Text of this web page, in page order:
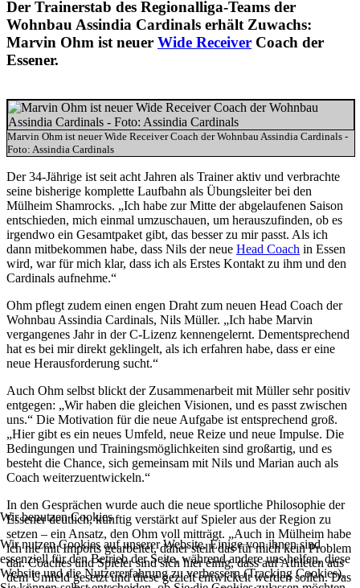
Der Trainerstab des Regionalliga-Teams der
Wohnbau Assindia Cardinals erhält Zuwachs:
Marvin Ohm ist neuer Wide Receiver Coach der
Essener.
Marvin Ohm ist neuer Wide Receiver Coach der Wohnbau Assindia Cardinals -
Foto: Assindia Cardinals
Der 34-Jährige ist seit acht Jahren als Trainer aktiv und verbrachte
seine bisherige komplette Laufbahn als Übungsleiter bei den
Mülheim Shamrocks. „Ich habe zur Mitte der abgelaufenen Saison
entschieden, mich einmal umzuschauen, um herauszufinden, ob es
irgendwo ein Gesamtpaket gibt, das besser zu mir passt. Als ich
dann mitbekommen habe, dass Nils der neue Head Coach in Essen
wird, war für mich klar, dass ich als Erstes Kontakt zu ihm und den
Cardinals aufnehme.“
Ohm pflegt zudem einen engen Draht zum neuen Head Coach der
Wohnbau Assindia Cardinals, Nils Müller. „Ich habe Marvin
vergangenes Jahr in der C-Lizenz kennengelernt. Dementsprechend
hat es bei mir direkt geklingelt, als ich erfahren habe, dass er eine
neue Herausforderung sucht.“
Auch Ohm selbst blickt der Zusammenarbeit mit Müller sehr positiv
entgegen: „Wir haben die gleichen Visionen, und es passt zwischen
uns.“ Die Motivation für die neue Aufgabe ist entsprechend groß.
„Hier gibt es ein neues Umfeld, neue Reize und neue Impulse. Die
Bedingungen und Trainingsmöglichkeiten sind großartig, und es
besteht die Chance, sich gemeinsam mit Nils und Marian auch als
Coach weiterzuentwickeln.“
In den Gesprächen wurde auch die neue sportliche Philosophie der
Essener deutlich, künftig verstärkt auf Spieler aus der Region zu
setzen – ein Ansatz, den Ohm voll mitträgt. „Auch in Mülheim habe
ich nie mit Imports gearbeitet, daher stellt das für mich kein Problem
dar. Coaches und Spieler sind sich hier einig, dass auf Athleten aus
dem Umfeld gesetzt und diese gezielt entwickelt werden sollen. Das
Wir benutzen Cookies
Wir nutzen Cookies auf unserer Website. Einige von ihnen sind
essenziell für den Betrieb der Seite, während andere uns helfen, diese
Website und die Nutzererfahrung zu verbessern (Tracking Cookies).